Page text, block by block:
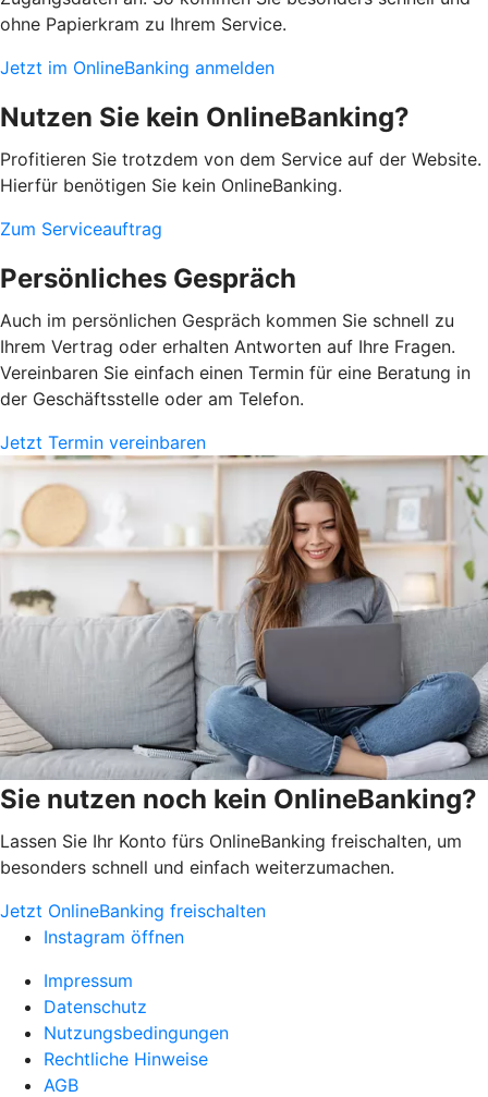
ohne Papierkram zu Ihrem Service.
Jetzt im OnlineBanking anmelden
Nutzen Sie kein OnlineBanking?
Profitieren Sie trotzdem von dem Service auf der Website.
Hierfür benötigen Sie kein OnlineBanking.
Zum Serviceauftrag
Persönliches Gespräch
Auch im persönlichen Gespräch kommen Sie schnell zu
Ihrem Vertrag oder erhalten Antworten auf Ihre Fragen.
Vereinbaren Sie einfach einen Termin für eine Beratung in
der Geschäftsstelle oder am Telefon.
Jetzt Termin vereinbaren
Sie nutzen noch kein OnlineBanking?
Lassen Sie Ihr Konto fürs OnlineBanking freischalten, um
besonders schnell und einfach weiterzumachen.
Jetzt OnlineBanking freischalten
Instagram öffnen
Impressum
Datenschutz
Nutzungsbedingungen
Rechtliche Hinweise
AGB